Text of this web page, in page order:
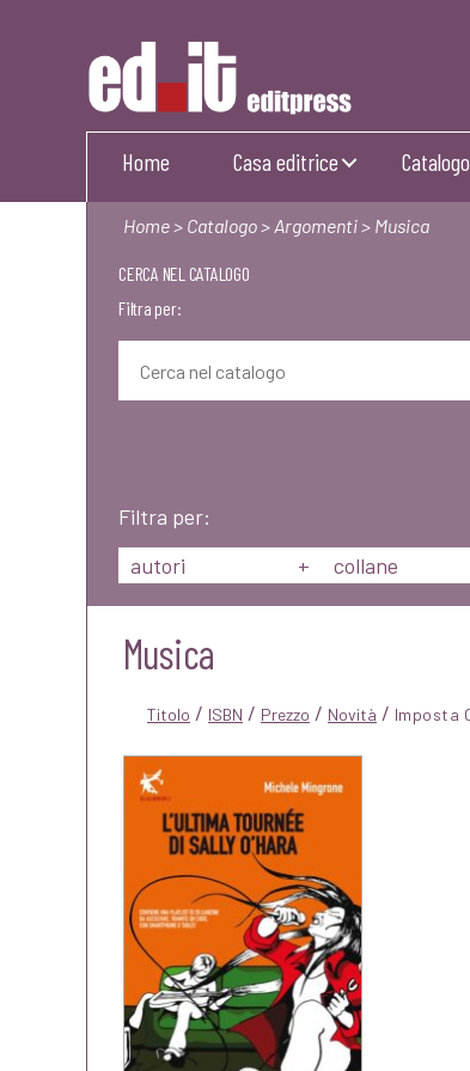
Editpress
Home Casa editrice Catalogo
Home> Catalogo> Argomenti> Musica
CERCA NEL CATALOGO
Filtra per:
Filtra per:
autori
+ collane
Musica
Titolo / ISBN / Prezzo / Novità /